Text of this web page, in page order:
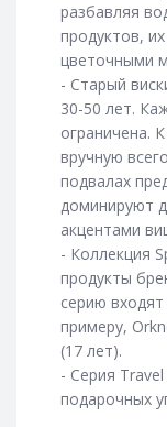
Glenfiddich 18
Glenfiddich 21
Виски
Виски
Glenmorangie
Виски The
Виски Grant's
Виски Haig Club
Виски Hart
Виски Highland
Highland Park
Виски Isle of
разбавляя
продуктов,
цветочными
- Старый
30-50 лет.
ограничена.
вручную
подвалах
доминируют
акцентами
- Коллекция
продукты
серию
примеру,
(17 лет).
- Серия Travel
подарочных